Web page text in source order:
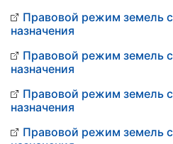
Правовой режим земель
назначения
Правовой режим земель
назначения
Правовой режим земель
назначения
Правовой режим земель